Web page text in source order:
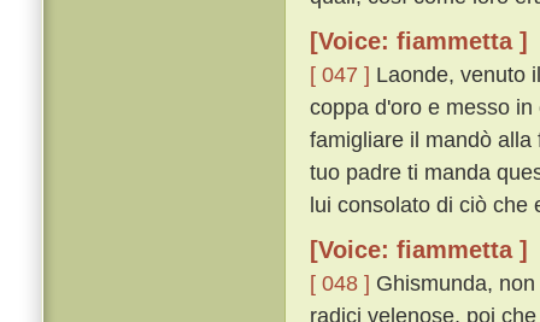
[Voice: fiammetta ]
[ 047 ] Laonde, venuto
coppa d'oro e messo
famigliare il mandò alla
tuo padre ti manda
lui consolato di ciò che
[Voice: fiammetta ]
[ 048 ] Ghismunda,
radici velenose, poi